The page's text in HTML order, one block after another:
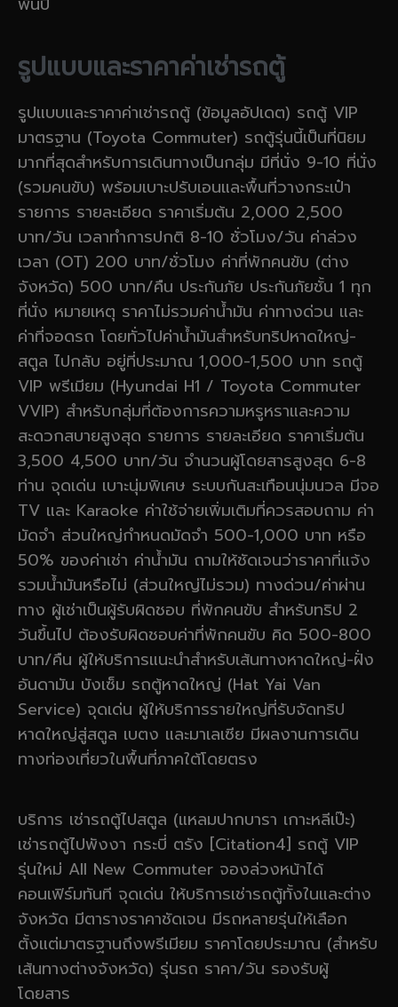
รูปแบบและราคาค่าเช่ารถตู้
รูปแบบและราคาค่าเช่ารถตู้ (ข้อมูลอัปเดต) รถตู้ VIP
มาตรฐาน (Toyota Commuter) รถตู้รุ่นนี้เป็นที่นิยม
มากที่สุดสำหรับการเดินทางเป็นกลุ่ม มีที่นั่ง 9-10 ที่นั่ง
(รวมคนขับ) พร้อมเบาะปรับเอนและพื้นที่วางกระเป๋า
รายการ รายละเอียด ราคาเริ่มต้น 2,000 2,500
บาท/วัน เวลาทำการปกติ 8-10 ชั่วโมง/วัน ค่าล่วง
เวลา (OT) 200 บาท/ชั่วโมง ค่าที่พักคนขับ (ต่าง
จังหวัด) 500 บาท/คืน ประกันภัย ประกันภัยชั้น 1 ทุก
ที่นั่ง หมายเหตุ ราคาไม่รวมค่าน้ำมัน ค่าทางด่วน และ
ค่าที่จอดรถ โดยทั่วไปค่าน้ำมันสำหรับทริปหาดใหญ่-
สตูล ไปกลับ อยู่ที่ประมาณ 1,000-1,500 บาท รถตู้
VIP พรีเมียม (Hyundai H1 / Toyota Commuter
VVIP) สำหรับกลุ่มที่ต้องการความหรูหราและความ
สะดวกสบายสูงสุด รายการ รายละเอียด ราคาเริ่มต้น
3,500 4,500 บาท/วัน จำนวนผู้โดยสารสูงสุด 6-8
ท่าน จุดเด่น เบาะนุ่มพิเศษ ระบบกันสะเทือนนุ่มนวล มีจอ
TV และ Karaoke ค่าใช้จ่ายเพิ่มเติมที่ควรสอบถาม ค่า
มัดจำ ส่วนใหญ่กำหนดมัดจำ 500-1,000 บาท หรือ
50% ของค่าเช่า ค่าน้ำมัน ถามให้ชัดเจนว่าราคาที่แจ้ง
รวมน้ำมันหรือไม่ (ส่วนใหญ่ไม่รวม) ทางด่วน/ค่าผ่าน
ทาง ผู้เช่าเป็นผู้รับผิดชอบ ที่พักคนขับ สำหรับทริป 2
วันขึ้นไป ต้องรับผิดชอบค่าที่พักคนขับ คิด 500-800
บาท/คืน ผู้ให้บริการแนะนำสำหรับเส้นทางหาดใหญ่-ฝั่ง
อันดามัน บังเซ็ม รถตู้หาดใหญ่ (Hat Yai Van
Service) จุดเด่น ผู้ให้บริการรายใหญ่ที่รับจัดทริป
หาดใหญ่สู่สตูล เบตง และมาเลเซีย มีผลงานการเดิน
ทางท่องเที่ยวในพื้นที่ภาคใต้โดยตรง
บริการ เช่ารถตู้ไปสตูล (แหลมปากบารา เกาะหลีเป๊ะ)
เช่ารถตู้ไปพังงา กระบี่ ตรัง [Citation4] รถตู้ VIP
รุ่นใหม่ All New Commuter จองล่วงหน้าได้
คอนเฟิร์มทันที จุดเด่น ให้บริการเช่ารถตู้ทั้งในและต่าง
จังหวัด มีตารางราคาชัดเจน มีรถหลายรุ่นให้เลือก
ตั้งแต่มาตรฐานถึงพรีเมียม ราคาโดยประมาณ (สำหรับ
เส้นทางต่างจังหวัด) รุ่นรถ ราคา/วัน รองรับผู้
โดยสาร